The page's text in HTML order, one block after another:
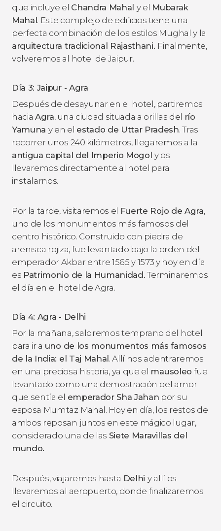
que incluye el Chandra Mahal y el Mubarak
Mahal. Este complejo de edificios tiene una
perfecta combinación de los estilos Mughal y la
arquitectura tradicional Rajasthani. Finalmente,
volveremos al hotel de Jaipur.
Día 3: Jaipur - Agra
Después de desayunar en el hotel, partiremos
haciaAgra, una ciudad situada a orillas del río
Yamuna y en el estado de Uttar Pradesh. Tras
recorrer unos 240 kilómetros, llegaremos a la
antigua capital del Imperio Mogoly os
llevaremos directamente al hotel para
instalarnos.
Por la tarde, visitaremos el Fuerte Rojo de Agra,
uno de los monumentos más famosos del
centro histórico. Construido con piedra de
arenisca rojiza, fue levantado bajo la orden del
emperador Akbar entre 1565 y 1573 y hoy en día
es Patrimonio de la Humanidad.Terminaremos
el día en el hotel de Agra.
Día 4: Agra - Delhi
Por la mañana, saldremos temprano del hotel
para ir a uno de los monumentos más famosos
de la India: el Taj Mahal. Allí nos adentraremos
en una preciosa historia, ya que el mausoleo fue
levantado como una demostración del amor
que sentía el emperador Sha Jahan por su
esposa Mumtaz Mahal. Hoy en día, los restos de
ambos reposan juntos en este mágico lugar,
considerado una de las Siete Maravillas del
mundo.
Después, viajaremos hasta Delhi y allí os
llevaremos al aeropuerto, donde finalizaremos
el circuito.